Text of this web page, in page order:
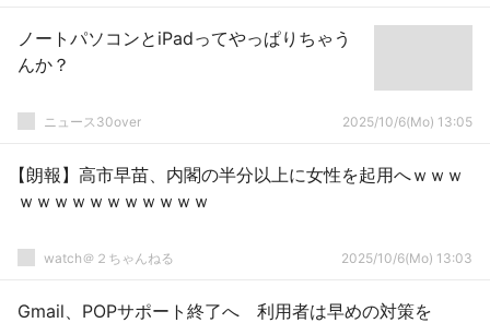
ノートパソコンとiPadってやっぱりちゃう
んか？
ニュース30over 2025/10/6(Mo) 13:05
【朗報】高市早苗、内閣の半分以上に女性を起用へｗｗｗ
ｗｗｗｗｗｗｗｗｗｗｗ
watch＠２ちゃんねる 2025/10/6(Mo) 13:03
Gmail、POPサポート終了へ 利用者は早めの対策を